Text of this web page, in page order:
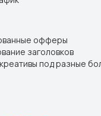
офферы
заголовков
под разные